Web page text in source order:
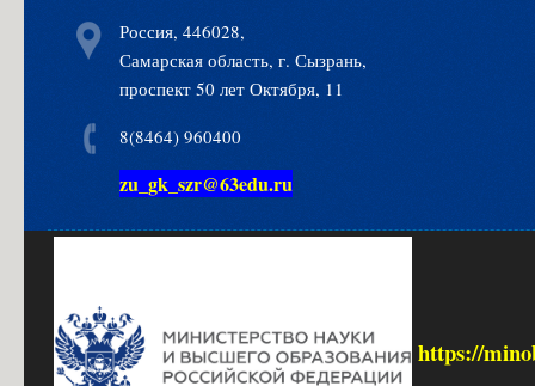
Россия, 446028,
Самарская область, г. Сызрань,
проспект 50 лет Октября, 11
8(8464) 960400
zu_gk_szr@63edu.ru
https://